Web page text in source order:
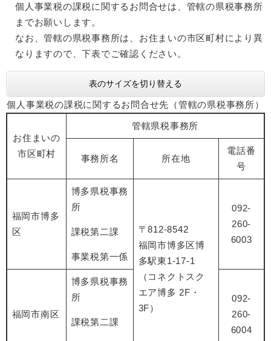
個人事業税の課税に関するお問合せは、管轄の県税事務所
までお願いします。
なお、管轄の県税事務所は、お住まいの市区町村により異
なりますので、下表でご確認ください。
表のサイズを切り替える
個人事業税の課税に関するお問合せ先（管轄の県税事務所）
お住まいの
市区町村
管轄県税事務所
事務所名 所在地
電話番
号
福岡市博多
区
博多県税事務
所
課税第二課
事業税第一係
〒812-8542
福岡市博多区博
多駅東1-17-1
（コネクトスク
エア博多 2F・
3F）
092-
260-
6003
福岡市南区
博多県税事務
所
課税第二課
092-
260-
6004